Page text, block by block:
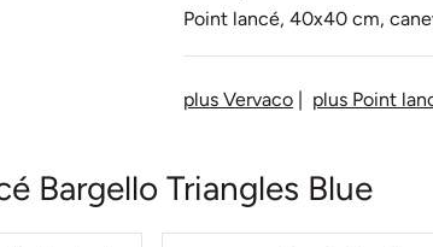
Point lancé, 40x40 cm,
plus Vervaco| plus Point
Bargello Triangles Blue